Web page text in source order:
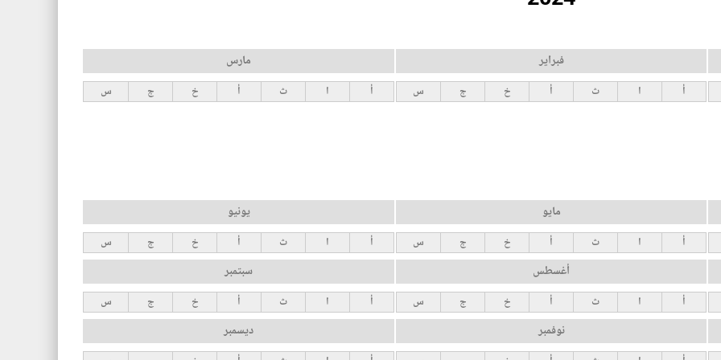
فبراير
أ ا ث أ خ ج س
مارس
أ ا ث أ خ ج س
مايو
أ ا ث أ خ ج س
يونيو
أ ا ث أ خ ج س
أغسطس
أ ا ث أ خ ج س
سبتمبر
أ ا ث أ خ ج س
نوفمبر ديسمبر